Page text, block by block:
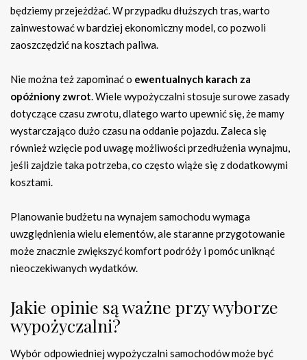
będziemy przejeżdżać. W przypadku dłuższych tras, warto
zainwestować w bardziej ekonomiczny model, co pozwoli
zaoszczędzić na kosztach paliwa.
Nie można też zapominać o ewentualnych karach za
opóźniony zwrot. Wiele wypożyczalni stosuje surowe zasady
dotyczące czasu zwrotu, dlatego warto upewnić się, że mamy
wystarczająco dużo czasu na oddanie pojazdu. Zaleca się
również wzięcie pod uwagę możliwości przedłużenia wynajmu,
jeśli zajdzie taka potrzeba, co często wiąże się z dodatkowymi
kosztami.
Planowanie budżetu na wynajem samochodu wymaga
uwzględnienia wielu elementów, ale staranne przygotowanie
może znacznie zwiększyć komfort podróży i pomóc uniknąć
nieoczekiwanych wydatków.
Jakie opinie są ważne przy wyborze
wypożyczalni?
Wybór odpowiedniej wypożyczalni samochodów może być